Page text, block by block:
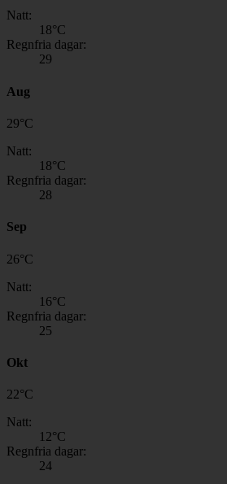
Natt:
18°C
Regnfria dagar:
29
Aug
29°C
Natt:
18°C
Regnfria dagar:
28
Sep
26°C
Natt:
16°C
Regnfria dagar:
25
Okt
22°C
Natt:
12°C
Regnfria dagar:
24